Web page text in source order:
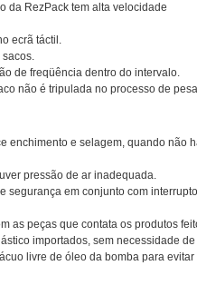
da RezPack tem alta velocidade
ecrã táctil.
de freqüência dentro do intervalo.
não é tripulada no processo de
enchimento e selagem, quando não
pressão de ar inadequada.
em conjunto com
as peças que contata os produtos
importados, sem necessidade
livre de óleo da bomba para